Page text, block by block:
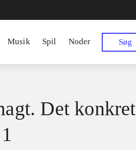
Musik Spil Noder Søg
Det